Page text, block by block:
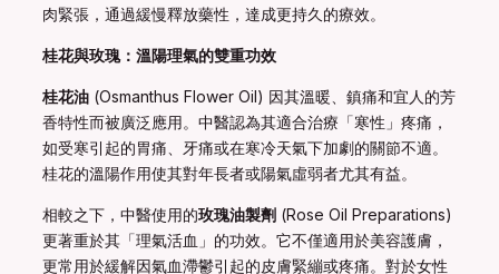
肉緊張，通過緩慢釋放藥性，達成更持久的療效。
桂花與玫瑰：溫陽理氣的雙重功效
桂花油 (Osmanthus Flower Oil) 因其溫暖、鎮痛和宜人的芳
香特性而被廣泛應用。中醫認為其適合治療「寒性」疼痛，
如受寒引起的胃痛、牙痛或在寒冷天氣下加劇的關節不適。
桂花的溫陽作用使其對年長者或陽氣虛弱者尤其有益。
相較之下，中醫使用的玫瑰油製劑 (Rose Oil Preparations)
更著重於其「理氣活血」的功效。它不僅適用於美容護膚，
更常用於緩解因氣血滯鬱引起的皮膚緊繃或疼痛。對於女性